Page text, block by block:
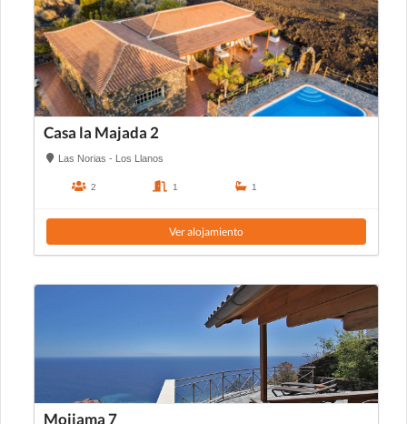
Casa la Majada 2
Las Norias - Los Llanos
2 1 1
Ver alojamiento
Moijama 7